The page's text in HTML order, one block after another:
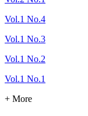
Vol.1 No.4
Vol.1 No.3
Vol.1 No.2
Vol.1 No.1
+ More